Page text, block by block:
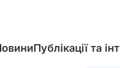
Публікації та